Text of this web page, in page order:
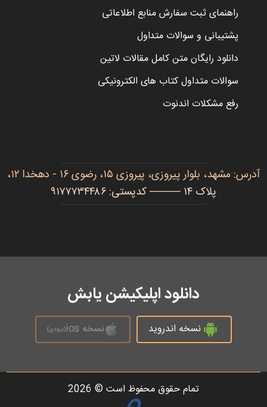
راهنمای ثبت سفارش منابع اطلاعاتی
پشتیبانی و سوالات متداول
دانلود رایگان متن کامل مقالات لاتین
سوالات متداول کتاب های الکترونیکی
رفع مشکلات اندنوت
آدرس: مشهد، بلوار پیروزی، پیروزی ۱۵، رضوی ۱۶ - دهخدا ۱۲،
پلاک ۱۴ ──── کدپستی: ۹۱۷۷۷۳۴۴۸۶
دانلود اپلیکیشن یابش
نسخه اندروید نسخه ios (بزودی)
تمام حقوق محفوظ است © 2026